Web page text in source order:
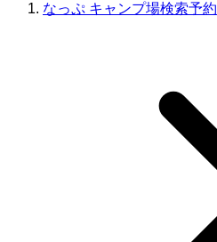
なっぷ キャンプ場検索予約